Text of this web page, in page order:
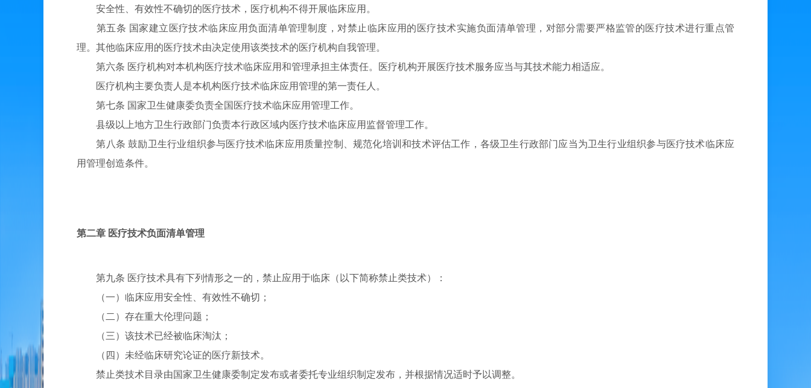
安全性、有效性不确切的医疗技术，医疗机构不得开展临床应用。
第五条 国家建立医疗技术临床应用负面清单管理制度，对禁止临床应用的医疗技术实施负面清单管理，对部分需要严格监管的医疗技术进行重点管
理。其他临床应用的医疗技术由决定使用该类技术的医疗机构自我管理。
第六条 医疗机构对本机构医疗技术临床应用和管理承担主体责任。医疗机构开展医疗技术服务应当与其技术能力相适应。
医疗机构主要负责人是本机构医疗技术临床应用管理的第一责任人。
第七条 国家卫生健康委负责全国医疗技术临床应用管理工作。
县级以上地方卫生行政部门负责本行政区域内医疗技术临床应用监督管理工作。
第八条 鼓励卫生行业组织参与医疗技术临床应用质量控制、规范化培训和技术评估工作，各级卫生行政部门应当为卫生行业组织参与医疗技术临床应
用管理创造条件。
第二章 医疗技术负面清单管理
第九条 医疗技术具有下列情形之一的，禁止应用于临床（以下简称禁止类技术）：
（一）临床应用安全性、有效性不确切；
（二）存在重大伦理问题；
（三）该技术已经被临床淘汰；
（四）未经临床研究论证的医疗新技术。
禁止类技术目录由国家卫生健康委制定发布或者委托专业组织制定发布，并根据情况适时予以调整。